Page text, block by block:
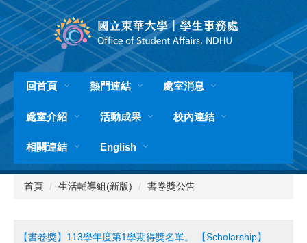
跳
到
主
要
內
容
區
回首頁 熱門連結 處室消息
處室介紹 活動成果 校內連結
相關連結 English
首頁 生活輔導組(新版) 書卷獎公告
【書卷獎】113學年度第1學期得獎名單。 【Scholarship】